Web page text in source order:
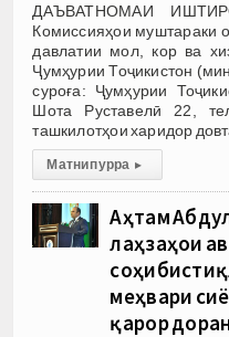
ДАЪВАТНОМАИ
Комиссияҳои муштараки
давлатии мол, кор ва
Ҷумҳурии Тоҷикистон
суроға: Ҷумҳурии
Шота Руставелӣ 22,
ташкилотҳои харидор
Матни пурра ▸
Аҳтам
лаҳзаҳои
меҳвари
қарор